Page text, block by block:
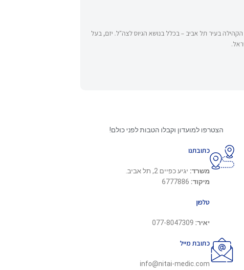
בעיר תל אביב – בכלל בנושא הגיוס לצה"ל. יזם, בעל
הצטרפו למועדון וקבלו הטבות לפני כולם!
כתובתנו
משרד: יגיע כפיים 2, תל אביב.
מיקוד:
טלפון
יאיר:
כתובת מייל
info@nitai-medic.com